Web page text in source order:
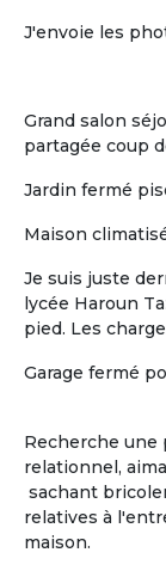
J'envoie les
Grand salon
partagée coup
Jardin fermé
Maison
Je suis juste
lycée Haroun
pied. Les
Garage fermé
Recherche une
relationnel,
sachant
relatives à
maison.